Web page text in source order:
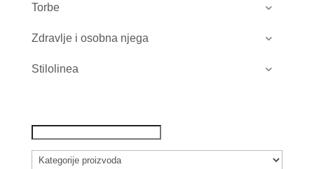
Torbe
Zdravlje i osobna njega
Stilolinea